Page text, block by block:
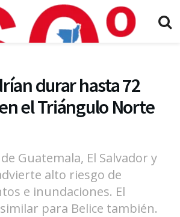
durar hasta 72
el Triángulo Norte
Guatemala, El Salvador y
alto riesgo de
e inundaciones. El
para Belice también.